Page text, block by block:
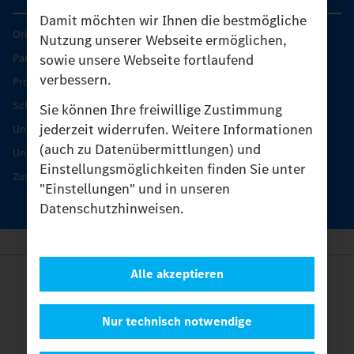
Damit möchten wir Ihnen die bestmögliche
Nutzung unserer Webseite ermöglichen,
sowie unsere Webseite fortlaufend
verbessern.
Sie können Ihre freiwillige Zustimmung
jederzeit widerrufen. Weitere Informationen
(auch zu Datenübermittlungen) und
Einstellungsmöglichkeiten finden Sie unter
"Einstellungen" und in unseren
Datenschutzhinweisen.
Nur technisch notwendige
Alle akzeptieren
Original-Teile
Partner finden
Produkt-Highlights
Schutz und Werterhalt
Unimog Serviceangebot
Unimog Servicetage
Zusatzleistungen
Anbieter
Rechtliche Hinweise
Kontakt
Cookies